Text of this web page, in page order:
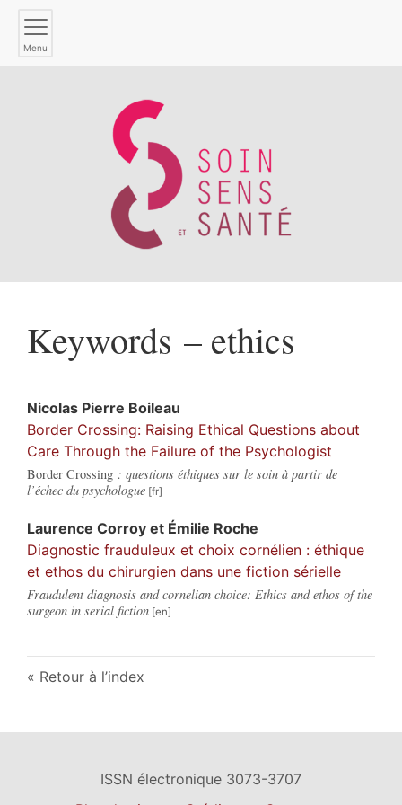
Menu
Keywords – ethics
Nicolas Pierre Boileau
Border Crossing: Raising Ethical Questions about
Care Through the Failure of the Psychologist
Border Crossing : questions éthiques sur le soin à partir de
l’échec du psychologue
Laurence Corroy et Émilie Roche
Diagnostic frauduleux et choix cornélien : éthique
et ethos du chirurgien dans une fiction sérielle
Fraudulent diagnosis and cornelian choice: Ethics and ethos of the
surgeon in serial fiction
Retour à l’index
ISSN électronique 3073-3707